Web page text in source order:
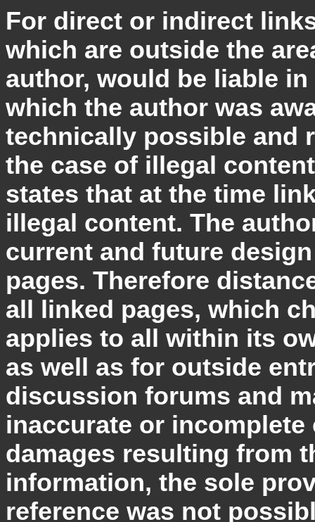
For direct or indirect
which are outside the
author, would be liable
which the author was
technically possible and
the case of illegal
states that at the time
illegal content. The
current and future
pages. Therefore
all linked pages, which
applies to all within its
as well as for outside
discussion forums and
inaccurate or
damages resulting from
information, the sole
reference was not